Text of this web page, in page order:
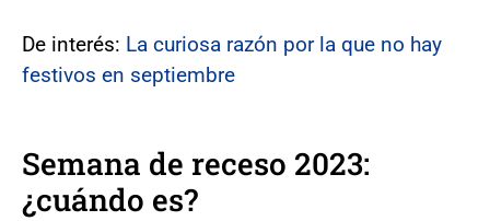
De interés: La curiosa razón por la que no hay
festivos en septiembre
Semana de receso 2023:
¿cuándo es?